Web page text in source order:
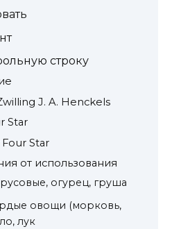
строку
J. A. Henckels
Star
Star
от использования
огурец, груша
овощи (морковь,
лук